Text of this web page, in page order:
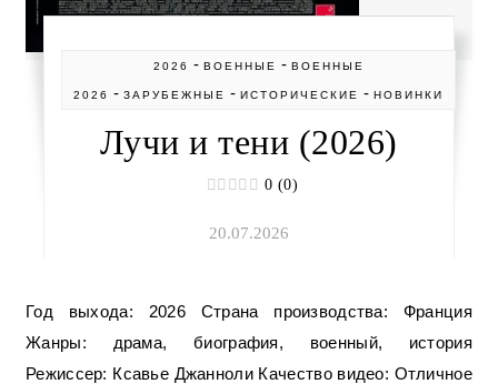
2026 - ВОЕННЫЕ - ВОЕННЫЕ
2026 -ЗАРУБЕЖНЫЕ -ИСТОРИЧЕСКИЕ -НОВИНКИ
Лучи и тени (2026)
0 (0)
20.07.2026
Год выхода: 2026 Страна производства: Франция
Жанры: драма, биография, военный, история
Режиссер: Ксавье Джанноли Качество видео: Отличное